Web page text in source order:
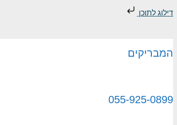
דילוג לתוכן
המבריקים
055-925-0899